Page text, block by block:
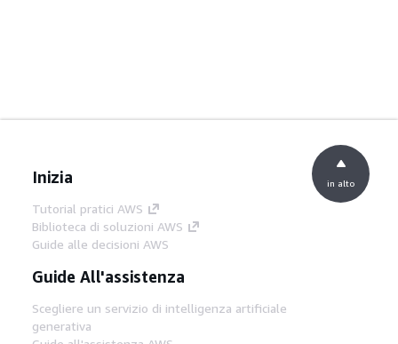
Inizia
Tutorial pratici AWS
Biblioteca di soluzioni AWS
Guide alle decisioni AWS
Guide All'assistenza
Scegliere un servizio di intelligenza artificiale
generativa
in alto